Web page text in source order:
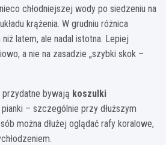
chłodniejszej wody po siedzeniu na
krążenia. W grudniu różnica
latem, ale nadal istotna. Lepiej
a nie na zasadzie „szybki skok –
bywają koszulki
– szczególnie przy dłuższym
można dłużej oglądać rafy koralowe,